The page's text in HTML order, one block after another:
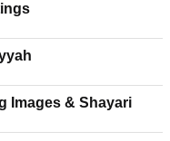
Images & Shayari